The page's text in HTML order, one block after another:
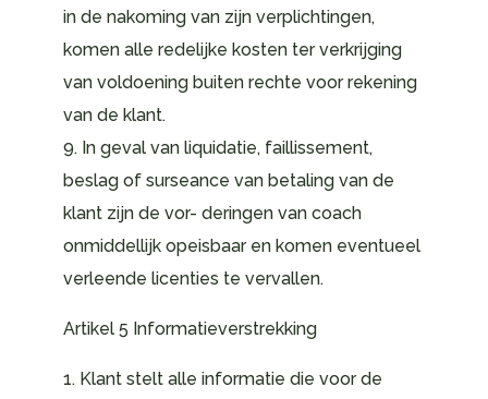
in de nakoming van zijn verplichtingen,
komen alle redelijke kosten ter verkrijging
van voldoening buiten rechte voor rekening
van de klant.
9. In geval van liquidatie, faillissement,
beslag of surseance van betaling van de
klant zijn de vor- deringen van coach
onmiddellijk opeisbaar en komen eventueel
verleende licenties te vervallen.
Artikel 5 Informatieverstrekking
1. Klant stelt alle informatie die voor de